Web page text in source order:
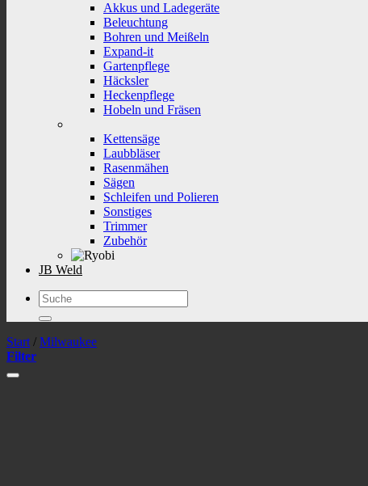
Akkus und Ladegeräte
Beleuchtung
Bohren und Meißeln
Expand-it
Gartenpflege
Häcksler
Heckenpflege
Hobeln und Fräsen
Kettensäge
Laubbläser
Rasenmähen
Sägen
Schleifen und Polieren
Sonstiges
Trimmer
Zubehör
JB Weld
Suchen
nach:
Start / Milwaukee
Filter